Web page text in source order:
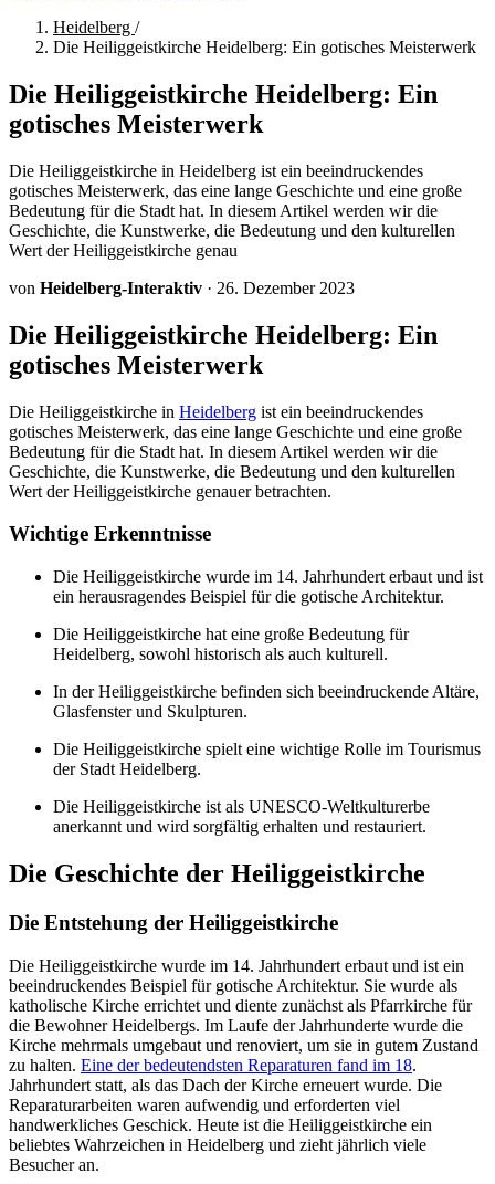
Heidelberg /
Die Heiliggeistkirche Heidelberg: Ein gotisches Meisterwerk
Die Heiliggeistkirche Heidelberg: Ein
gotisches Meisterwerk
Die Heiliggeistkirche in Heidelberg ist ein beeindruckendes
gotisches Meisterwerk, das eine lange Geschichte und eine große
Bedeutung für die Stadt hat. In diesem Artikel werden wir die
Geschichte, die Kunstwerke, die Bedeutung und den kulturellen
Wert der Heiliggeistkirche genau
von Heidelberg-Interaktiv · 26. Dezember 2023
Die Heiliggeistkirche Heidelberg: Ein
gotisches Meisterwerk
Die Heiliggeistkirche in Heidelberg ist ein beeindruckendes
gotisches Meisterwerk, das eine lange Geschichte und eine große
Bedeutung für die Stadt hat. In diesem Artikel werden wir die
Geschichte, die Kunstwerke, die Bedeutung und den kulturellen
Wert der Heiliggeistkirche genauer betrachten.
Wichtige Erkenntnisse
Die Heiliggeistkirche wurde im 14. Jahrhundert erbaut und ist
ein herausragendes Beispiel für die gotische Architektur.
Die Heiliggeistkirche hat eine große Bedeutung für
Heidelberg, sowohl historisch als auch kulturell.
In der Heiliggeistkirche befinden sich beeindruckende Altäre,
Glasfenster und Skulpturen.
Die Heiliggeistkirche spielt eine wichtige Rolle im Tourismus
der Stadt Heidelberg.
Die Heiliggeistkirche ist als UNESCO-Weltkulturerbe
anerkannt und wird sorgfältig erhalten und restauriert.
Die Geschichte der Heiliggeistkirche
Die Entstehung der Heiliggeistkirche
Die Heiliggeistkirche wurde im 14. Jahrhundert erbaut und ist ein
beeindruckendes Beispiel für gotische Architektur. Sie wurde als
katholische Kirche errichtet und diente zunächst als Pfarrkirche für
die Bewohner Heidelbergs. Im Laufe der Jahrhunderte wurde die
Kirche mehrmals umgebaut und renoviert, um sie in gutem Zustand
zu halten. Eine der bedeutendsten Reparaturen fand im 18.
Jahrhundert statt, als das Dach der Kirche erneuert wurde. Die
Reparaturarbeiten waren aufwendig und erforderten viel
handwerkliches Geschick. Heute ist die Heiliggeistkirche ein
beliebtes Wahrzeichen in Heidelberg und zieht jährlich viele
Besucher an.